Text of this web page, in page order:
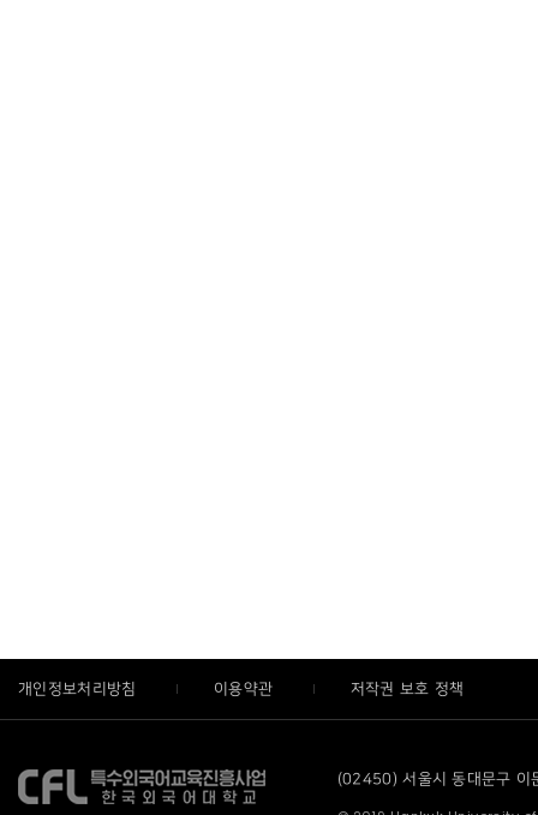
개인정보처리방침 이용약관 저작권 보호 정책
(02450) 서울시 동대문구